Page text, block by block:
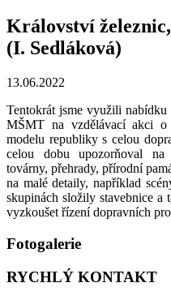
Království
(I. Sedláková)
13.06.2022
Tentokrát jsme využili
MŠMT na vzdělávací akci o
modelu republiky s celou
celou dobu upozorňoval na
továrny, přehrady, přírodní
na malé detaily, například
skupinách složily stavebnice a
vyzkoušet řízení dopravních
Fotogalerie
RYCHLÝ KONTAKT